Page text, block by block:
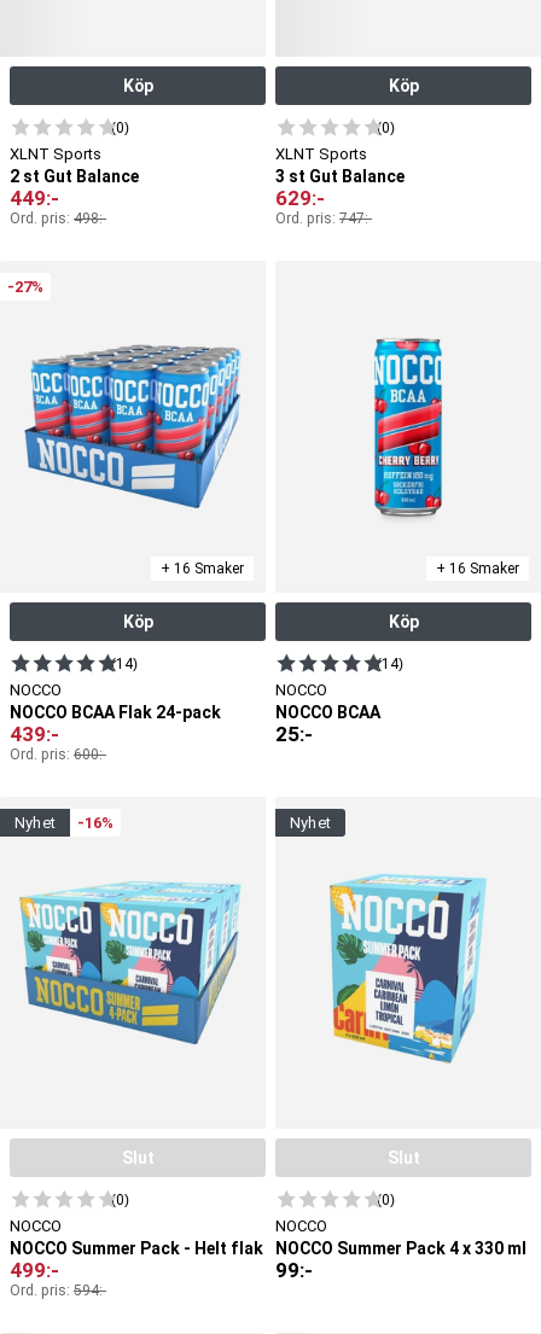
Köp
(0)
XLNT Sports
2 st Gut Balance
449:-
Ord. pris: 498:-
Köp
(0)
XLNT Sports
3 st Gut Balance
629:-
Ord. pris: 747:-
-27%
+ 16 Smaker
Köp
(14)
NOCCO
NOCCO BCAA Flak 24-pack
439:-
Ord. pris: 600:-
+ 16 Smaker
Köp
(14)
NOCCO
NOCCO BCAA
25:-
nyhet -16%
Slut
(0)
NOCCO
NOCCO Summer Pack - Helt flak
499:-
Ord. pris: 594:-
nyhet
Slut
(0)
NOCCO
NOCCO Summer Pack 4 x 330 ml
99:-